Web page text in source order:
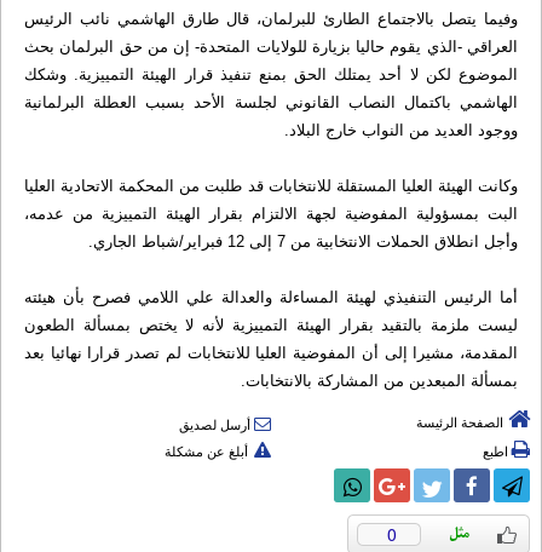
وفيما يتصل بالاجتماع الطارئ للبرلمان، قال طارق الهاشمي نائب الرئيس
العراقي -الذي يقوم حاليا بزيارة للولايات المتحدة- إن من حق البرلمان بحث
الموضوع لكن لا أحد يمتلك الحق بمنع تنفيذ قرار الهيئة التمييزية. وشكك
الهاشمي باكتمال النصاب القانوني لجلسة الأحد بسبب العطلة البرلمانية
ووجود العديد من النواب خارج البلاد.
وكانت الهيئة العليا المستقلة للانتخابات قد طلبت من المحكمة الاتحادية العليا
البت بمسؤولية المفوضية لجهة الالتزام بقرار الهيئة التمييزية من عدمه،
وأجل انطلاق الحملات الانتخابية من 7 إلى 12 فبراير/شباط الجاري.
أما الرئيس التنفيذي لهيئة المساءلة والعدالة علي اللامي فصرح بأن هيئته
ليست ملزمة بالتقيد بقرار الهيئة التمييزية لأنه لا يختص بمسألة الطعون
المقدمة، مشيرا إلى أن المفوضية العليا للانتخابات لم تصدر قرارا نهائيا بعد
بمسألة المبعدين من المشاركة بالانتخابات.
الصفحة الرئيسة
أرسل لصديق
اطبع
أبلغ عن مشكلة
0